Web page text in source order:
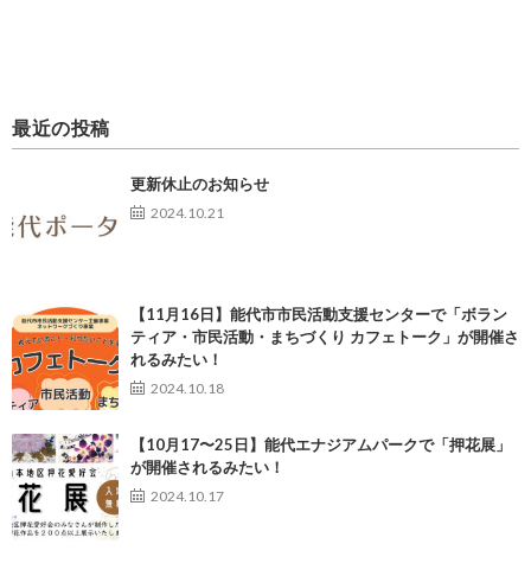
最近の投稿
更新休止のお知らせ
2024.10.21
【11月16日】能代市市民活動支援センターで「ボラン
ティア・市民活動・まちづくり カフェトーク」が開催さ
れるみたい！
2024.10.18
【10月17〜25日】能代エナジアムパークで「押花展」
が開催されるみたい！
2024.10.17